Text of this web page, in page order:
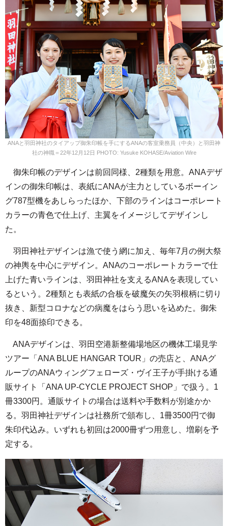
ANAと羽田神社のタイアップ御朱印帳を手にするANAの客室乗務員（中央）と羽田神
社の神職＝22年12月12日 PHOTO: Yusuke KOHASE/Aviation Wire
御朱印帳のデザインは前回同様、2種類を用意。ANAデザ
インの御朱印帳は、表紙にANAが主力としているボーイン
グ787型機をあしらったほか、下部のラインはコーポレート
カラーの青色で仕上げ、主翼をイメージしてデザインし
た。
羽田神社デザインは漁で使う網に加え、毎年7月の例大祭
の神輿を中心にデザイン。ANAのコーポレートカラーで仕
上げた青いラインは、羽田神社を支えるANAを表現してい
るという。2種類とも表紙の合板を破魔矢の矢羽根柄に切り
抜き、新型コロナなどの病魔をはらう思いを込めた。御朱
印を48面捺印できる。
ANAデザインは、羽田空港新整備場地区の機体工場見学
ツアー「ANA BLUE HANGAR TOUR」の売店と、ANAグ
ループのANAウィングフェローズ・ヴイ王子が手掛ける通
販サイト「ANA UP-CYCLE PROJECT SHOP」で扱う。1
冊3300円。通販サイトの場合は送料や手数料が別途かか
る。羽田神社デザインは社務所で頒布し、1冊3500円で御
朱印代込み。いずれも初回は2000冊ずつ用意し、増刷を予
定する。